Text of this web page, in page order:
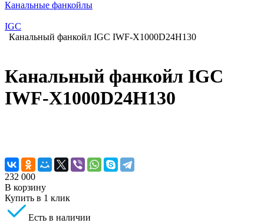
Канальные фанкойлы
IGC
Канальный фанкойл IGC IWF-X1000D24H130
Канальный фанкойл IGC
IWF-X1000D24H130
232 000
В корзину
Купить в 1 клик
Есть в наличии